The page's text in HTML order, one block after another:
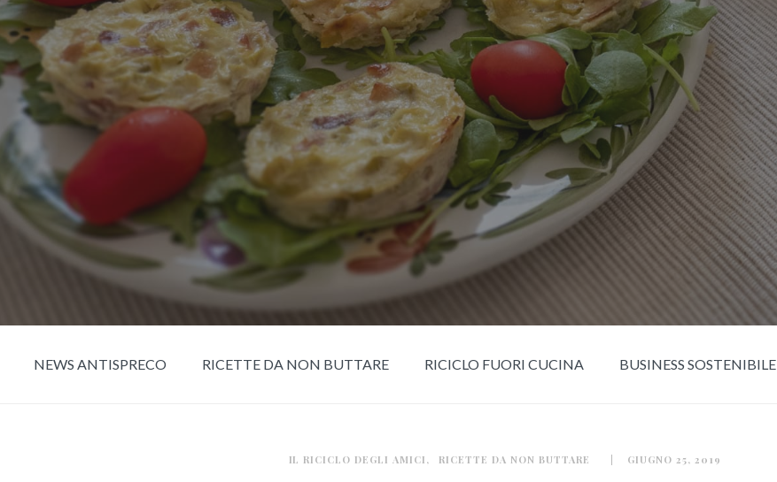
NEWS ANTISPRECO RICETTE DA NON BUTTARE RICICLO FUORI CUCINA BUSINESS SOSTENIBILE
IL RICICLO DEGLI AMICI RICETTE DA NON BUTTARE GIUGNO 25, 2019